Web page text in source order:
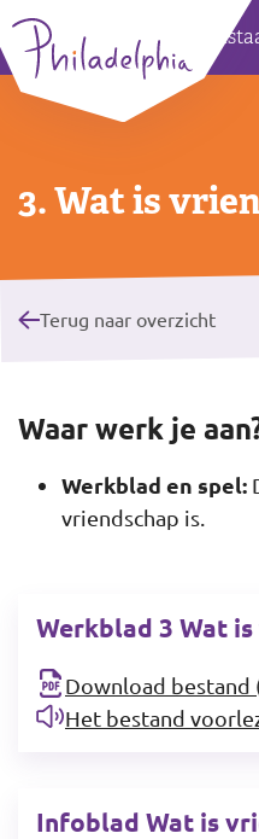
Zet hoog contrast
3. Wat is
Terug naar overzicht
Waar werk je
Werkblad en spel:
vriendschap is.
Werkblad 3 Wat
Download bestand
Het bestand
Infoblad Wat is